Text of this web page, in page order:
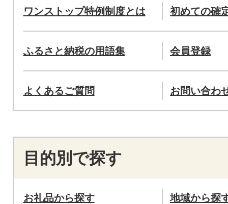
ワンストップ特例制度とは 初めての確
ふるさと納税の用語集 会員登録
よくあるご質問 お問い合わ
目的別で探す
お礼品から探す 地域から探